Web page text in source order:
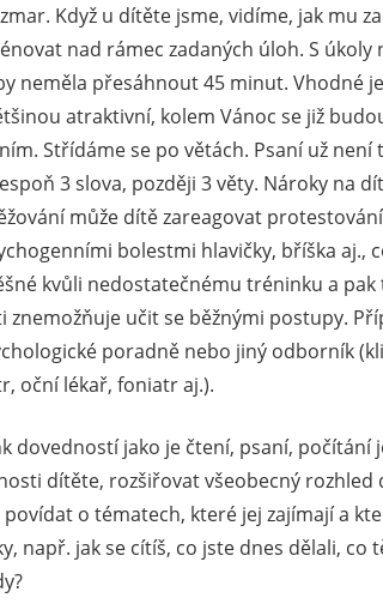
Když u dítěte jsme, vidíme, jak mu
nad rámec zadaných úloh. S
neměla přesáhnout 45 minut. Vhodné
atraktivní, kolem Vánoc se již
Střídáme se po větách. Psaní už
3 slova, později 3 věty. Nároky na
může dítě zareagovat
bolestmi hlavičky, bříška aj.,
kvůli nedostatečnému tréninku a
znemožňuje učit se běžnými postupy.
poradně nebo jiný odborník
oční lékař, foniatr aj.).
dovedností jako je čtení, psaní, počítání
dítěte, rozšiřovat všeobecný rozhled
o tématech, které jej zajímají a
např. jak se cítíš, co jste dnes dělali, co